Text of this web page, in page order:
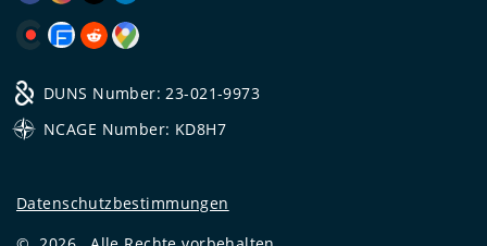
DUNS Number: 23-021-9973
NCAGE Number: KD8H7
Datenschutzbestimmungen